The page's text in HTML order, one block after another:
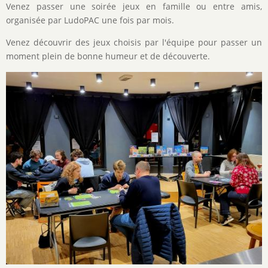
Venez passer une soirée jeux en famille ou entre amis,
organisée par LudoPAC une fois par mois.
Venez découvrir des jeux choisis par l'équipe pour passer un
moment plein de bonne humeur et de découverte.
Image